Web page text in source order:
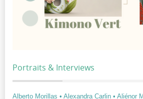
Portraits & Interviews
Alberto Morillas • Alexandra Carlin • Aliénor